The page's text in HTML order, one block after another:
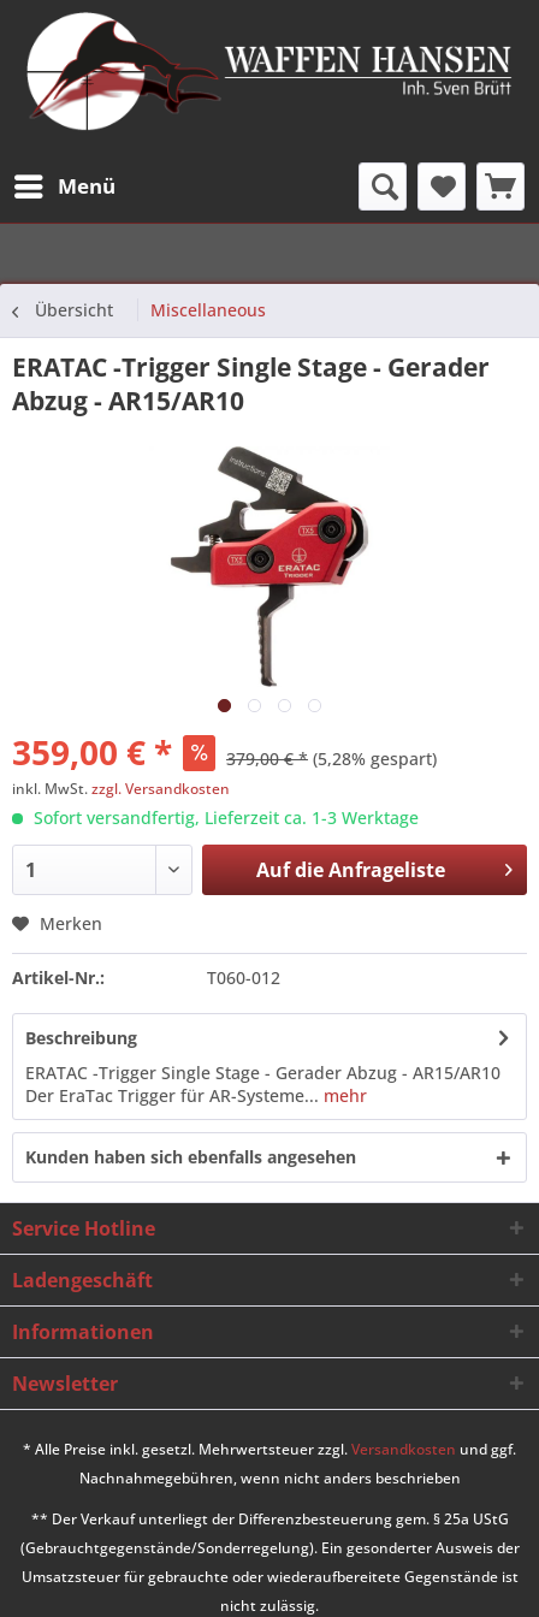
Menü
Übersicht Miscellaneous
ERATAC -Trigger Single Stage - Gerader
Abzug - AR15/AR10
359,00 € * 379,00 € * (5,28% gespart)
inkl. MwSt.zzgl. Versandkosten
Sofort versandfertig, Lieferzeit ca. 1-3 Werktage
Auf dieAnfrageliste
Merken
Artikel-Nr.: T060-012
Beschreibung
ERATAC -Trigger Single Stage - Gerader Abzug - AR15/AR10
Der EraTac Trigger für AR-Systeme... mehr
Kunden haben sich ebenfalls angesehen
Service Hotline
Ladengeschäft
Informationen
Newsletter
* Alle Preise inkl. gesetzl. Mehrwertsteuer zzgl.Versandkosten und ggf.
Nachnahmegebühren, wenn nicht anders beschrieben
** Der Verkauf unterliegt der Differenzbesteuerung gem. § 25a UStG
(Gebrauchtgegenstände/Sonderregelung). Ein gesonderter Ausweis der
Umsatzsteuer für gebrauchte oder wiederaufbereitete Gegenstände ist
nicht zulässig.